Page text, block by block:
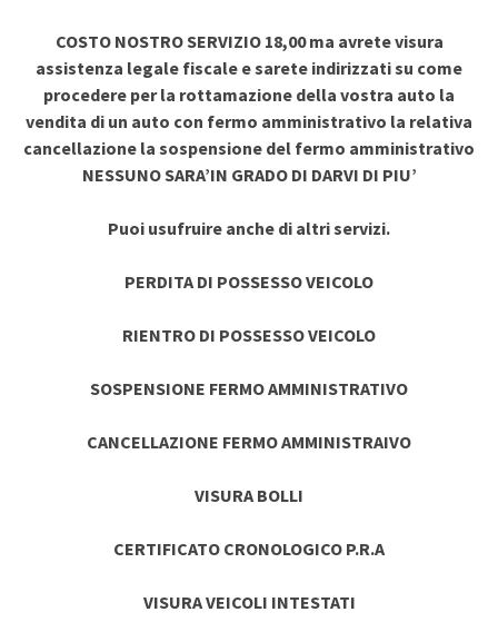
COSTO NOSTRO SERVIZIO 18,00 ma avrete visura
assistenza legale fiscale e sarete indirizzati su come
procedere per la rottamazione della vostra auto la
vendita di un auto con fermo amministrativo la relativa
cancellazione la sospensione del fermo amministrativo
NESSUNO SARA’IN GRADO DI DARVI DI PIU’
Puoi usufruire anche di altri servizi.
PERDITA DI POSSESSO VEICOLO
RIENTRO DI POSSESSO VEICOLO
SOSPENSIONE FERMO AMMINISTRATIVO
CANCELLAZIONE FERMO AMMINISTRAIVO
VISURA BOLLI
CERTIFICATO CRONOLOGICO P.R.A
VISURA VEICOLI INTESTATI